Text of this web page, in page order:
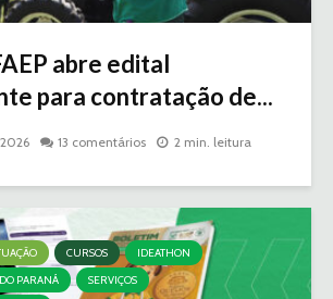
abre edital
para contratação de...
13 comentários 2 min. leitura
CURSOS
IDEATHON
PARANÁ
SERVIÇOS